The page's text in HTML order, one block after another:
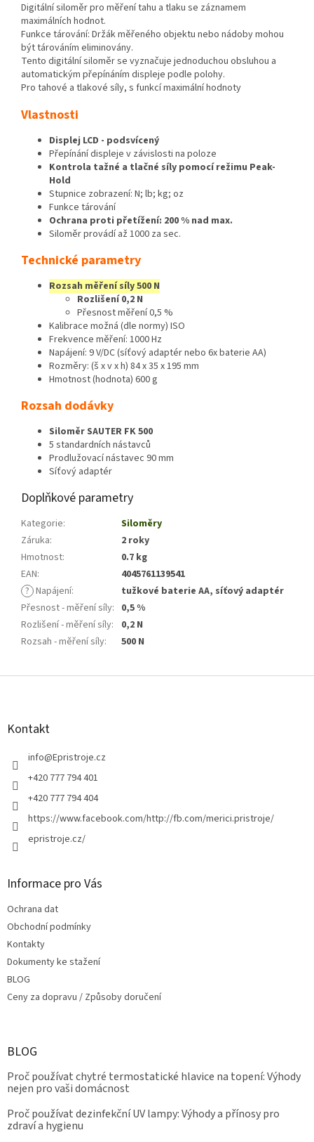
Digitální siloměr pro měření tahu a tlaku se záznamem
maximálních hodnot.
Funkce tárování: Držák měřeného objektu nebo nádoby mohou
být tárováním eliminovány.
Tento digitální siloměr se vyznačuje jednoduchou obsluhou a
automatickým přepínáním displeje podle polohy.
Pro tahové a tlakové síly, s funkcí maximální hodnoty
Vlastnosti
Displej LCD - podsvícený
Přepínání displeje v závislosti na poloze
Kontrola tažné a tlačné síly pomocí režimu Peak-
Hold
Stupnice zobrazení: N; lb; kg; oz
Funkce tárování
Ochrana proti přetížení: 200 % nad max.
Siloměr provádí až 1000 za sec.
Technické parametry
Rozsah měření síly 500 N
Rozlišení 0,2 N
Přesnost měření 0,5 %
Kalibrace možná (dle normy) ISO
Frekvence měření: 1000 Hz
Napájení: 9 V/DC (síťový adaptér nebo 6x baterie AA)
Rozměry: (š x v x h) 84 x 35 x 195 mm
Hmotnost (hodnota) 600 g
Rozsah dodávky
Siloměr SAUTER FK 500
5 standardních nástavců
Prodlužovací nástavec 90 mm
Síťový adaptér
Doplňkové parametry
Kategorie:
Siloměry
Záruka:
2 roky
Hmotnost:
0.7 kg
EAN:
4045761139541
? Napájení:
tužkové baterie AA, síťový adaptér
Přesnost - měření síly: 0,5 %
Rozlišení - měření síly:
0,2 N
Rozsah - měření síly: 500 N
Z
Kontakt
info@Epristroje.cz
+420 777 794 401
+420 777 794 404
https://www.facebook.com/http://fb.com/merici.pristroje/
epristroje.cz/
Informace pro Vás
Ochrana dat
Obchodní podmínky
Kontakty
Dokumenty ke stažení
BLOG
Ceny za dopravu / Způsoby doručení
BLOG
Proč používat chytré termostatické hlavice na topení: Výhody
nejen pro vaši domácnost
Proč používat dezinfekční UV lampy: Výhody a přínosy pro
zdraví a hygienu